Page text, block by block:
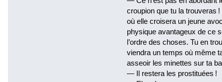
croupion que tu la trouveras
où elle croisera un jeune
physique avantageux de ce
l’ordre des choses. Tu en
viendra un temps où même
asseoir les minettes sur ta
— Il restera les prostituées !